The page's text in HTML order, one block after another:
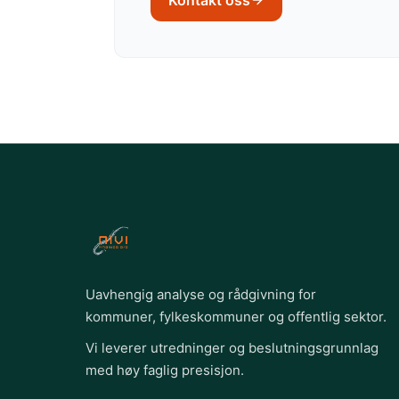
Uavhengig analyse og rådgivning for
kommuner, fylkeskommuner og offentlig sektor.
Vi leverer utredninger og beslutningsgrunnlag
med høy faglig presisjon.